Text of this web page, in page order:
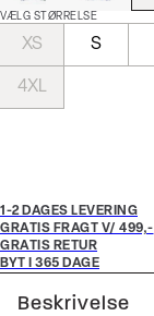
VÆLG STØRRELSE
XS S
4XL
1-2 DAGES LEVERING
GRATIS FRAGT V/ 499,-
GRATIS RETUR
BYT I 365 DAGE
Beskrivelse